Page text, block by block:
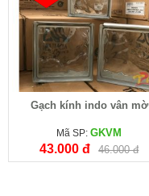
Gạch kính indo vân mờ
Mã SP:GKVM
43.000 đ 46.000 đ